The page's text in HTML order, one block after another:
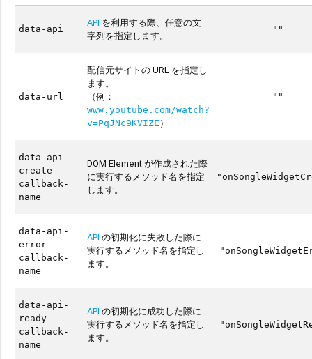
data-api
API を利用する際、任意の文
字列を指定します。
""
data-url
配信元サイトの URL を指定し
ます。
（例：
www.youtube.com/watch?
v=PqJNc9KVIZE ）
""
data-api-
create-
callback-
name
DOM Element が作成された際
に実行するメソッド名を指定
します。
data-api-
error-
callback-
name
API の初期化に失敗した際に
実行するメソッド名を指定し
ます。
data-api-
ready-
callback-
name
API の初期化に成功した際に
実行するメソッド名を指定し
ます。